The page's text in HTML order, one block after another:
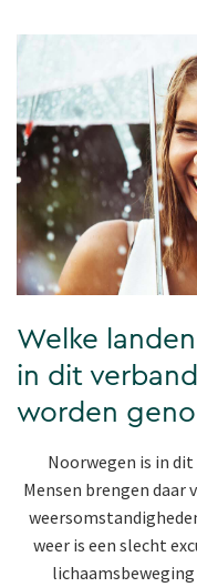
Welke
in dit
worden
Noorwegen is in
Mensen brengen
weer is een slecht